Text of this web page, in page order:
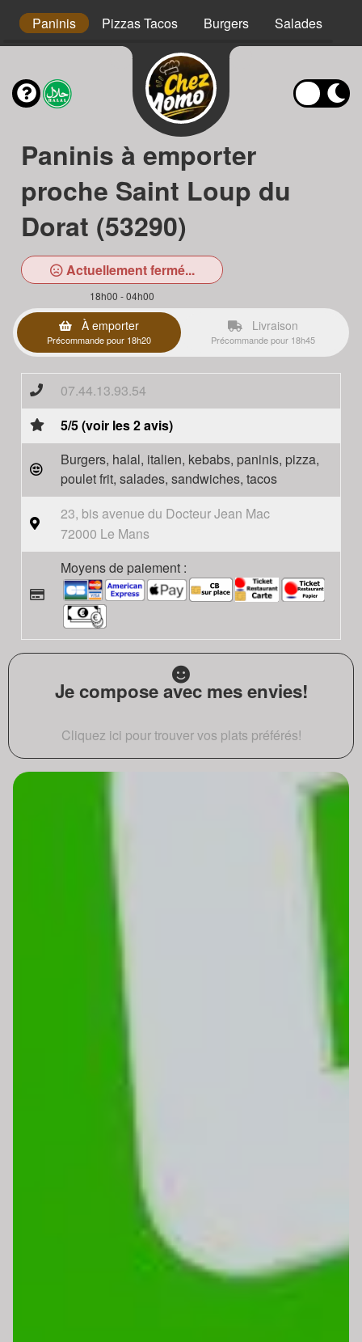
Paninis Pizzas Tacos Burgers Salades
Paninis à emporter
proche Saint Loup du
Dorat (53290)
Actuellement fermé...
18h00 - 04h00
À emporter
Précommande pour 18h20
Livraison
Précommande pour 18h45
07.44.13.93.54
5/5 (voir les 2 avis)
Burgers, halal, italien, kebabs, paninis, pizza,
poulet frit, salades, sandwiches, tacos
23, bis avenue du Docteur Jean Mac
72000 Le Mans
Moyens de paiement :
Je compose avec mes envies!
Cliquez ici pour trouver vos plats préférés!